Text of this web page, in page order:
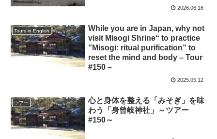
2026.06.16
Tours in English
While you are in Japan, why not
visit Misogi Shrine“ to practice
”Misogi: ritual purification” to
reset the mind and body – Tour
#150 –
2025.05.12
ツアー
心と身体を整える「みそぎ」を味
わう「身曾岐神社」～ツアー
#150～